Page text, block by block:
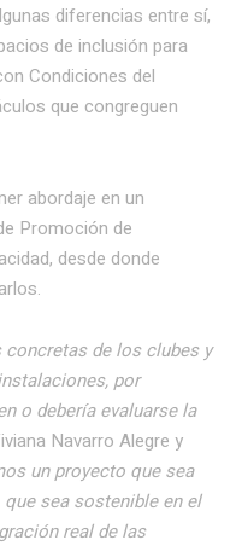
diferencias entre sí,
de inclusión para
Condiciones del
que congreguen
abordaje en un
Promoción de
desde donde
concretas de los clubes y
por
o debería evaluarse la
Navarro Alegre y
un proyecto que sea
sea sostenible en el
real de las